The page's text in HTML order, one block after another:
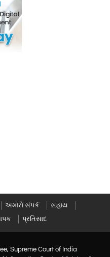
અમારો સંપર્ક
સહાય
પ્રતિસાદ
Supreme Court of India